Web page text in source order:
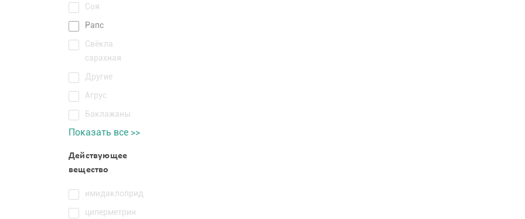
Соя
Рапс
Свёкла
сарахная
Другие
Агрус
Баклажаны
Показать все >>
Действующее
вещество
имидаклоприд
циперметрин